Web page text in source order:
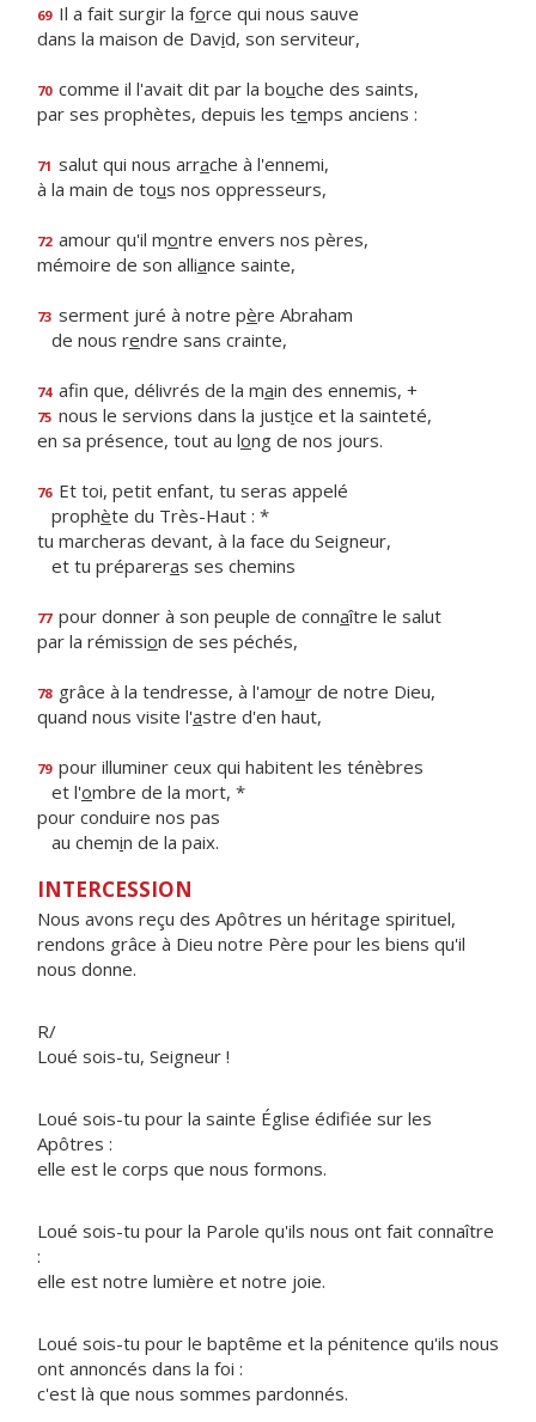
69 Il a fait surgir la force qui nous sauve
dans la maison de David, son serviteur,
70 comme il l'avait dit par la bouche des saints,
par ses prophètes, depuis les temps anciens :
71 salut qui nous arrache à l'ennemi,
à la main de tous nos oppresseurs,
72 amour qu'il montre envers nos pères,
mémoire de son alliance sainte,
73 serment juré à notre père Abraham
de nous rendre sans crainte,
74 afin que, délivrés de la main des ennemis, +
75 nous le servions dans la justice et la sainteté,
en sa présence, tout au long de nos jours.
76 Et toi, petit enfant, tu seras appelé
prophète du Très-Haut : *
tu marcheras devant, à la face du Seigneur,
et tu prépareras ses chemins
77 pour donner à son peuple de connaître le salut
par la rémission de ses péchés,
78 grâce à la tendresse, à l'amour de notre Dieu,
quand nous visite l'astre d'en haut,
79 pour illuminer ceux qui habitent les ténèbres
et l'ombre de la mort, *
pour conduire nos pas
au chemin de la paix.
INTERCESSION
Nous avons reçu des Apôtres un héritage spirituel,
rendons grâce à Dieu notre Père pour les biens qu'il
nous donne.
R/
Loué sois-tu, Seigneur !
Loué sois-tu pour la sainte Église édifiée sur les
Apôtres :
elle est le corps que nous formons.
Loué sois-tu pour la Parole qu'ils nous ont fait connaître
:
elle est notre lumière et notre joie.
Loué sois-tu pour le baptême et la pénitence qu'ils nous
ont annoncés dans la foi :
c'est là que nous sommes pardonnés.